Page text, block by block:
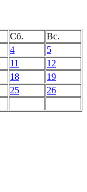
Сб.
Вс.
4
5
11
12
18
19
25
26